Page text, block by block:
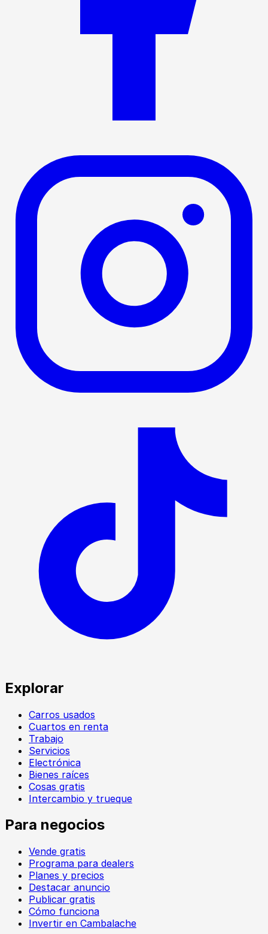
Explorar
Carros usados
Cuartos en renta
Trabajo
Servicios
Electrónica
Bienes raíces
Cosas gratis
Intercambio y trueque
Para negocios
Vende gratis
Programa para dealers
Planes y precios
Destacar anuncio
Publicar gratis
Cómo funciona
Invertir en Cambalache